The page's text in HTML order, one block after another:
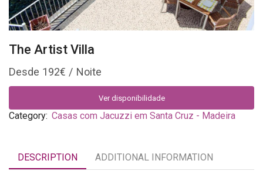
The Artist Villa
192€
Ver disponibilidade
Category: Casas com Jacuzzi em Santa Cruz - Madeira
DESCRIPTION ADDITIONAL INFORMATION